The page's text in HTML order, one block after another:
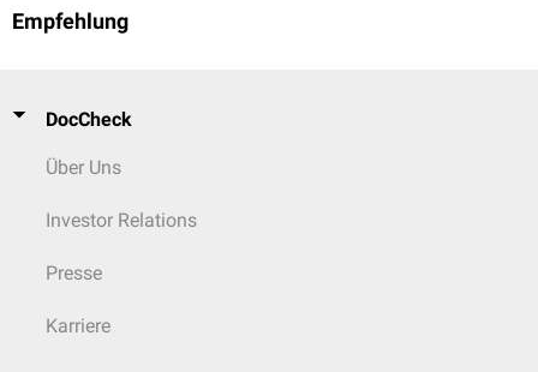
Empfehlung
DocCheck
Über Uns
Investor Relations
Presse
Karriere